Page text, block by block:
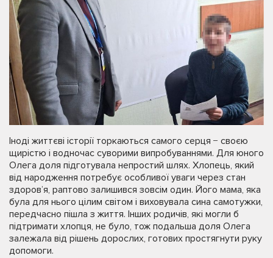
Іноді життєві історії торкаються самого серця − своєю
щирістю і водночас суворими випробуваннями. Для юного
Олега доля підготувала непростий шлях. Хлопець, який
від народження потребує особливої уваги через стан
здоров’я, раптово залишився зовсім один. Його мама, яка
була для нього цілим світом і виховувала сина самотужки,
передчасно пішла з життя. Інших родичів, які могли б
підтримати хлопця, не було, тож подальша доля Олега
залежала від рішень дорослих, готових простягнути руку
допомоги.